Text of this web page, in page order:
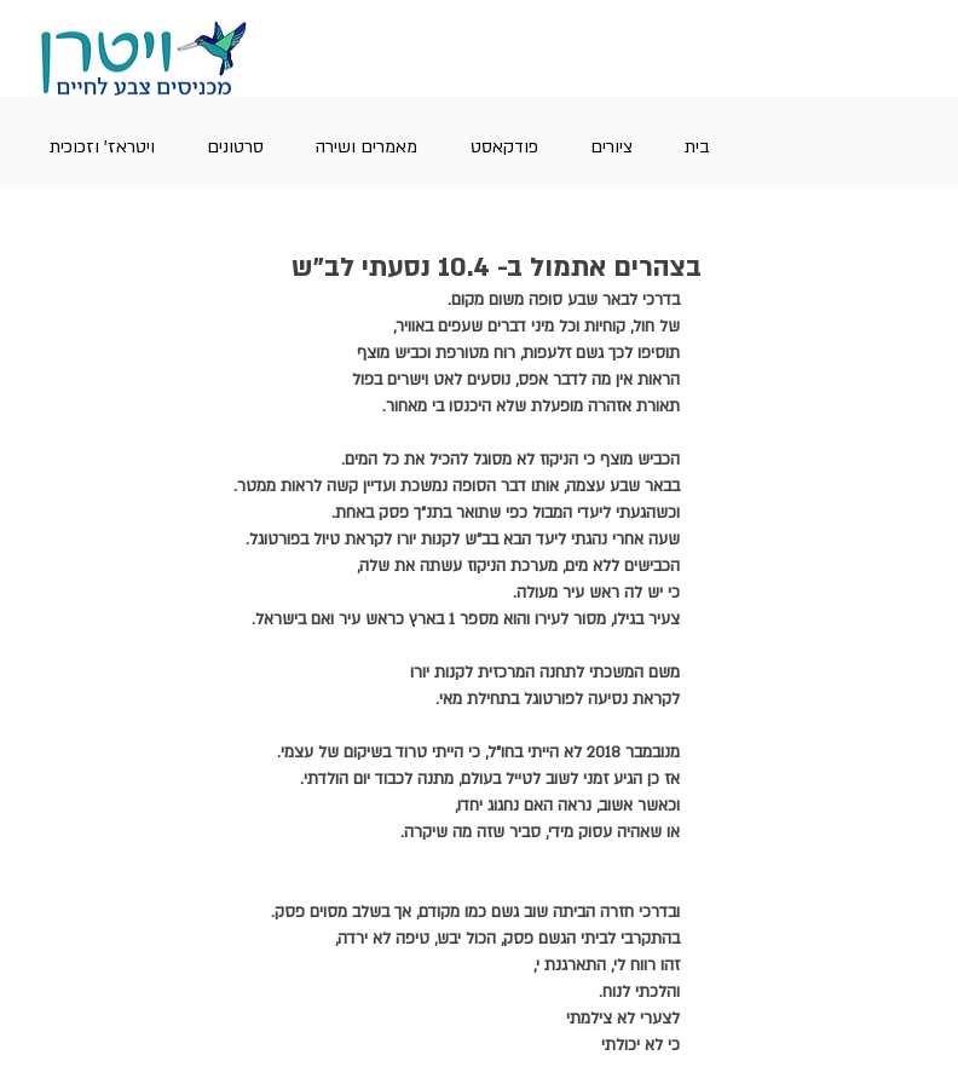
בית ציורים פודקאסט מאמרים ושירה סרטונים ויטראז' וזכוכית
בצהרים אתמול ב- 10.4 נסעתי לב"ש
בדרכי לבאר שבע סופה משום מקום.
של חול, קוחיות וכל מיני דברים שעפים באוויר,
תוסיפו לכך גשם זלעפות, רוח מטורפת וכביש מוצף
הראות אין מה לדבר אפס, נוסעים לאט וישרים בפול
תאורת אזהרה מופעלת שלא היכנסו בי מאחור.
הכביש מוצף כי הניקוז לא מסוגל להכיל את כל המים.
בבאר שבע עצמה, אותו דבר הסופה נמשכת ועדיין קשה לראות ממטר.
וכשהגעתי ליעדי המבול כפי שתואר בתנ"ך פסק באחת.
שעה אחרי נהגתי ליעד הבא בב"ש לקנות יורו לקראת טיול בפורטוגל.
הכבישים ללא מים, מערכת הניקוז עשתה את שלה,
כי יש לה ראש עיר מעולה.
צעיר בגילו, מסור לעירו והוא מספר 1 בארץ כראש עיר ואם בישראל.
משם המשכתי לתחנה המרכזית לקנות יורו
לקראת נסיעה לפורטוגל בתחילת מאי.
מנובמבר 2018 לא הייתי בחו"ל, כי הייתי טרוד בשיקום של עצמי.
אז כן הגיע זמני לשוב לטייל בעולם, מתנה לכבוד יום הולדתי.
וכאשר אשוב, נראה האם נחגוג יחדו,
או שאהיה עסוק מידי, סביר שזה מה שיקרה.
ובדרכי חזרה הביתה שוב גשם כמו מקודם, אך בשלב מסוים פסק.
בהתקרבי לביתי הגשם פסק, הכול יבש, טיפה לא ירדה,
זהו רווח לי, התארגנת י,
והלכתי לנוח.
לצערי לא צילמתי
כי לא יכולתי